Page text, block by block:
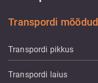
Transpordi mõõdud
Transpordi pikkus
Transpordi laius